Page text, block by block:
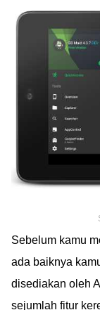
Sebelum kamu
ada baiknya
disediakan oleh
sejumlah fitur